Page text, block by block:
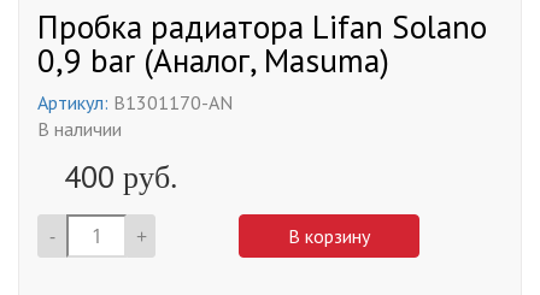
Пробка радиатора Lifan Solano
0,9 bar (Аналог, Masuma)
Артикул: B1301170-AN
В наличии
400 руб.
- + В корзину